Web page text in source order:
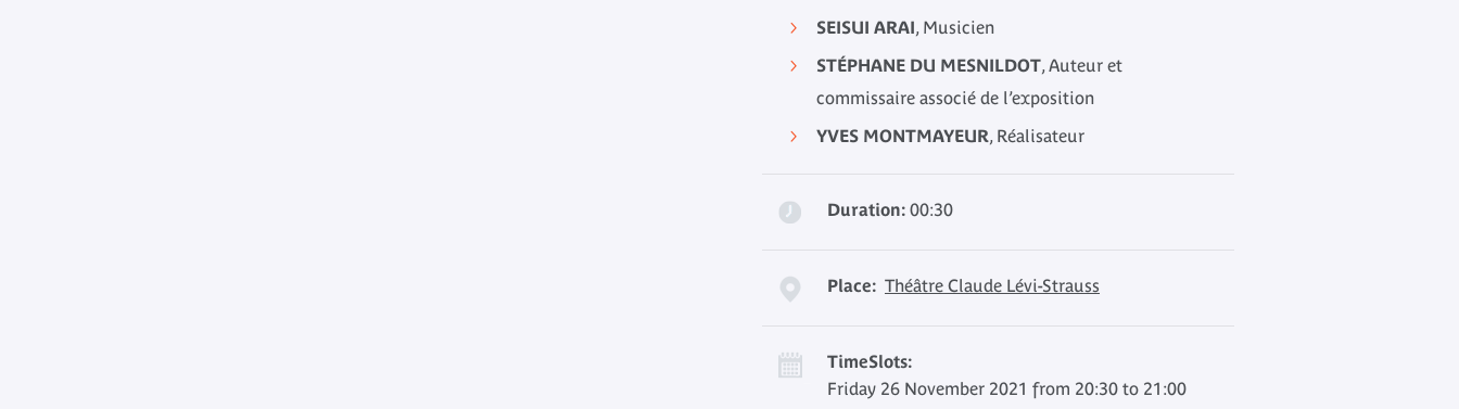
SEISUI ARAI, Musicien
STÉPHANE DU MESNILDOT, Auteur et
commissaire associé de l’exposition
YVES MONTMAYEUR, Réalisateur
Duration: 00:30
Place: Théâtre Claude Lévi-Strauss
TimeSlots:
Friday 26 November 2021 from 20:30 to 21:00